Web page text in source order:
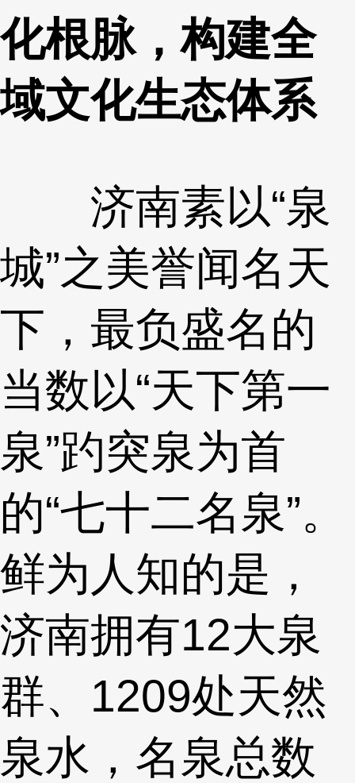
化根脉，构建全
域文化生态体系
济南素以“泉
城”之美誉闻名天
下，最负盛名的
当数以“天下第一
泉”趵突泉为首
的“七十二名泉”。
鲜为人知的是，
济南拥有12大泉
群、1209处天然
泉水，名泉总数